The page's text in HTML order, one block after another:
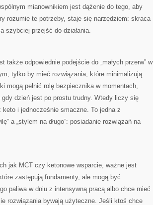
mianownikiem jest dążenie do tego, aby
rozumie te potrzeby, staje się narzędziem: skraca
szybciej przejść do działania.
także odpowiednie podejście do „małych przerw” w
tylko by mieć rozwiązania, które minimalizują
mogą pełnić rolę bezpiecznika w momentach,
dzień jest po prostu trudny. Wtedy liczy się
i jednocześnie smaczne. To jedna z
a „stylem na długo”: posiadanie rozwiązań na
jak MCT czy ketonowe wsparcie, ważne jest
zastępują fundamenty, ale mogą być
paliwa w dniu z intensywną pracą albo chce mieć
rozwiązania bywają użyteczne. Jeśli ktoś chce